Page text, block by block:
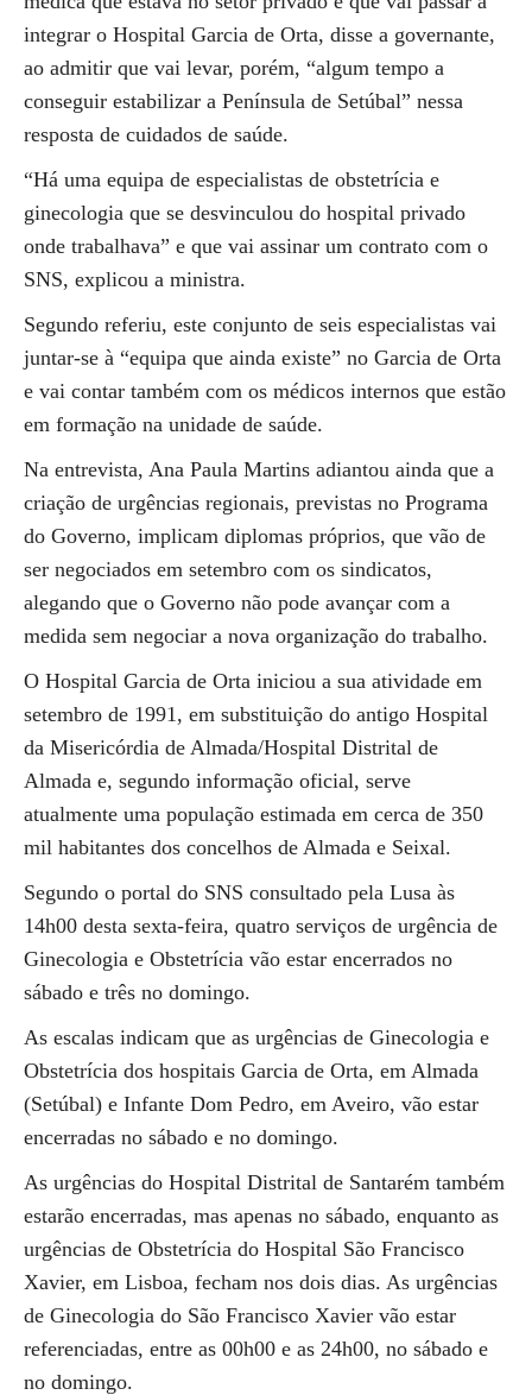
integrar o Hospital Garcia de Orta, disse a governante,
ao admitir que vai levar, porém, “algum tempo a
conseguir estabilizar a Península de Setúbal” nessa
resposta de cuidados de saúde.
“Há uma equipa de especialistas de obstetrícia e
ginecologia que se desvinculou do hospital privado
onde trabalhava” e que vai assinar um contrato com o
SNS, explicou a ministra.
Segundo referiu, este conjunto de seis especialistas vai
juntar-se à “equipa que ainda existe” no Garcia de Orta
e vai contar também com os médicos internos que estão
em formação na unidade de saúde.
Na entrevista, Ana Paula Martins adiantou ainda que a
criação de urgências regionais, previstas no Programa
do Governo, implicam diplomas próprios, que vão de
ser negociados em setembro com os sindicatos,
alegando que o Governo não pode avançar com a
medida sem negociar a nova organização do trabalho.
O Hospital Garcia de Orta iniciou a sua atividade em
setembro de 1991, em substituição do antigo Hospital
da Misericórdia de Almada/Hospital Distrital de
Almada e, segundo informação oficial, serve
atualmente uma população estimada em cerca de 350
mil habitantes dos concelhos de Almada e Seixal.
Segundo o portal do SNS consultado pela Lusa às
14h00 desta sexta-feira, quatro serviços de urgência de
Ginecologia e Obstetrícia vão estar encerrados no
sábado e três no domingo.
As escalas indicam que as urgências de Ginecologia e
Obstetrícia dos hospitais Garcia de Orta, em Almada
(Setúbal) e Infante Dom Pedro, em Aveiro, vão estar
encerradas no sábado e no domingo.
As urgências do Hospital Distrital de Santarém também
estarão encerradas, mas apenas no sábado, enquanto as
urgências de Obstetrícia do Hospital São Francisco
Xavier, em Lisboa, fecham nos dois dias. As urgências
de Ginecologia do São Francisco Xavier vão estar
referenciadas, entre as 00h00 e as 24h00, no sábado e
no domingo.